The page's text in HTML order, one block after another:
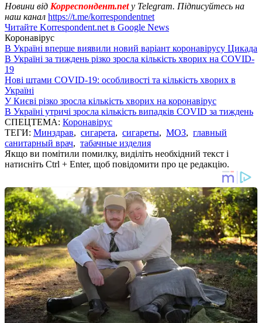
Новини від Корреспондент.net у Telegram. Підписуйтесь на
наш канал https://t.me/korrespondentnet
Читайте Korrespondent.net в Google News
Коронавірус
В Україні вперше виявили новий варіант коронавірусу Цикада
В Україні за тиждень різко зросла кількість хворих на COVID-
19
Нові штами COVID-19: особливості та кількість хворих в
Україні
У Києві різко зросла кількість хворих на коронавірус
В Україні утричі зросла кількість випадків COVID за тиждень
СПЕЦТЕМА: Коронавірус
ТЕГИ: Минздрав, сигарета, сигареты, МОЗ, главный
санитарный врач, табачные изделия
Якщо ви помітили помилку, виділіть необхідний текст і
натисніть Ctrl + Enter, щоб повідомити про це редакцію.